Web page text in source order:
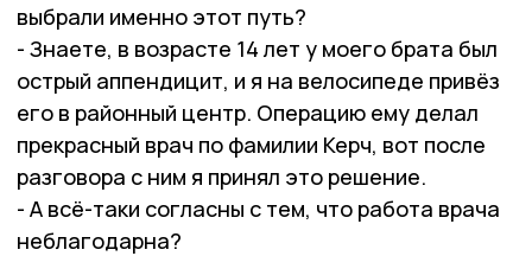
выбрали именно этот путь?
- Знаете, в возрасте 14 лет у моего брата был
острый аппендицит, и я на велосипеде привёз
его в районный центр. Операцию ему делал
прекрасный врач по фамилии Керч, вот после
разговора с ним я принял это решение.
- А всё-таки согласны с тем, что работа врача
неблагодарна?